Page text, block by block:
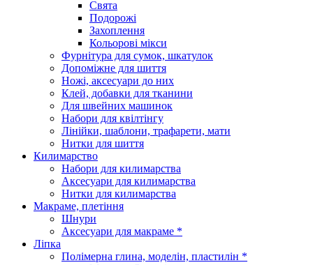
Свята
Подорожі
Захоплення
Кольорові мікси
Фурнітура для сумок, шкатулок
Допоміжне для шиття
Ножі, аксесуари до них
Клей, добавки для тканини
Для швейних машинок
Набори для квілтінгу
Лінійки, шаблони, трафарети, мати
Нитки для шиття
Килимарство
Набори для килимарства
Аксесуари для килимарства
Нитки для килимарства
Макраме, плетіння
Шнури
Аксесуари для макраме *
Ліпка
Полімерна глина, моделін, пластилін *